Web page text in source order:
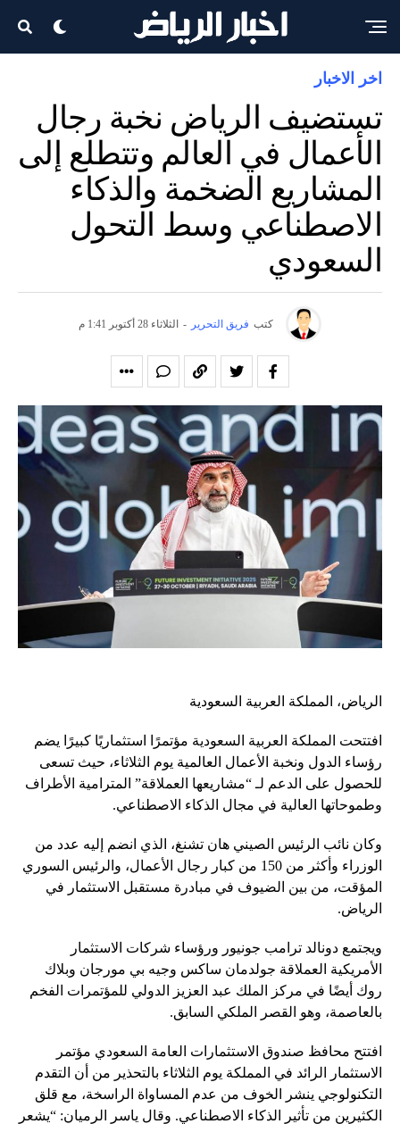
اخر الاخبار
تستضيف الرياض نخبة رجال
الأعمال في العالم وتتطلع إلى
المشاريع الضخمة والذكاء
الاصطناعي وسط التحول
السعودي
كتب فريق التحرير - الثلاثاء 28 أكتوبر 1:41 م
الرياض، المملكة العربية السعودية
افتتحت المملكة العربية السعودية مؤتمرًا استثماريًا كبيرًا يضم
رؤساء الدول ونخبة الأعمال العالمية يوم الثلاثاء، حيث تسعى
للحصول على الدعم لـ “مشاريعها العملاقة” المترامية الأطراف
وطموحاتها العالية في مجال الذكاء الاصطناعي.
وكان نائب الرئيس الصيني هان تشنغ، الذي انضم إليه عدد من
الوزراء وأكثر من 150 من كبار رجال الأعمال، والرئيس السوري
المؤقت، من بين الضيوف في مبادرة مستقبل الاستثمار في
الرياض.
ويجتمع دونالد ترامب جونيور ورؤساء شركات الاستثمار
الأمريكية العملاقة جولدمان ساكس وجيه بي مورجان وبلاك
روك أيضًا في مركز الملك عبد العزيز الدولي للمؤتمرات الفخم
بالعاصمة، وهو القصر الملكي السابق.
افتتح محافظ صندوق الاستثمارات العامة السعودي مؤتمر
الاستثمار الرائد في المملكة يوم الثلاثاء بالتحذير من أن التقدم
التكنولوجي ينشر الخوف من عدم المساواة الراسخة، مع قلق
الكثيرين من تأثير الذكاء الاصطناعي. وقال ياسر الرميان: “يشعر